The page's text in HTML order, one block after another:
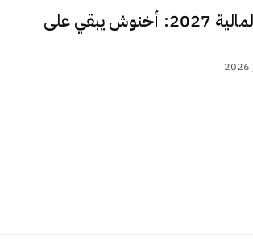
قانون المالية 2027: أخنوش يبقي على